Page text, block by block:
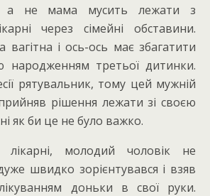
а не мама мусить лежати з
через сімейні обставини.
вагітна і ось-ось має збагатити
народженням третьої дитинки.
рятувальник, тому цей мужній
рішення лежати зі своєю
як би це не було важко.
молодий чоловік не
швидко зорієнтувався і взяв
доньки в свої руки.